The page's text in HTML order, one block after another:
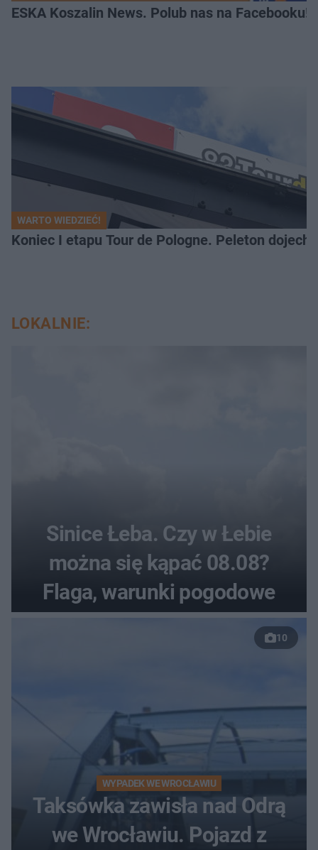
ESKA Koszalin News. Polub nas na Facebooku!
WARTO WIEDZIEĆ!
Koniec I etapu Tour de Pologne. Peleton
LOKALNIE:
Sinice Łeba. Czy w Łebie
można się kąpać 08.08?
Flaga, warunki pogodowe
10
WYPADEK WE WROCŁAWIU
Taksówka zawisła nad Odrą
we Wrocławiu. Pojazd z